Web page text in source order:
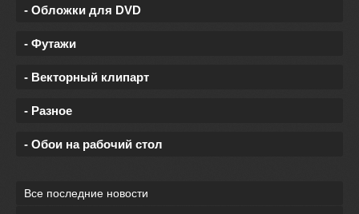
- Обложки для DVD
- Футажи
- Векторный клипарт
- Разное
- Обои на рабочий стол
Все последние новости